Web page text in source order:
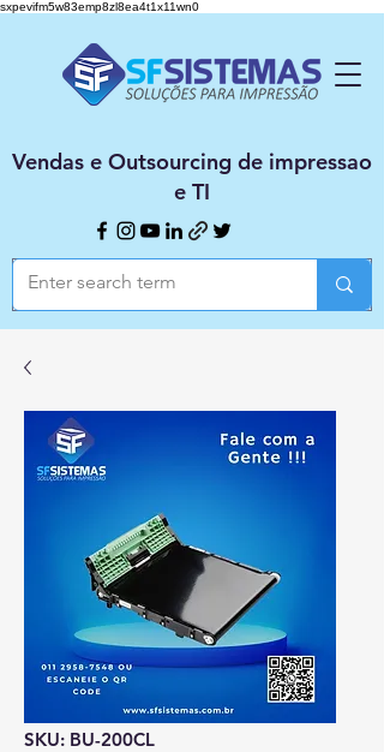
sxpevifm5w83emp8zl8ea4t1x11wn0
Vendas e Outsourcing de impressao
e TI
SKU: BU-200CL